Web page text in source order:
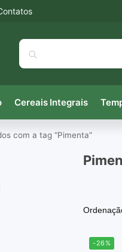
Cereais Integrais
com a tag “Pimenta”
-26%